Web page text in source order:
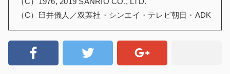
（C）臼井儀人／双葉社・シンエイ・テレビ朝日・ADK